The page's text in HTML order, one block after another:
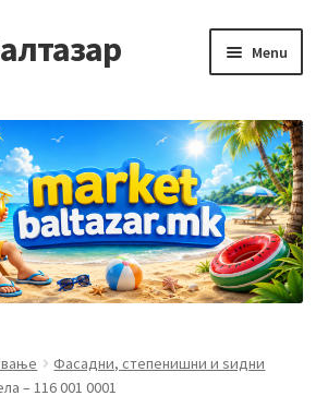
Menu
Фасадни, степенишни и ѕидни
– 116 001 0001